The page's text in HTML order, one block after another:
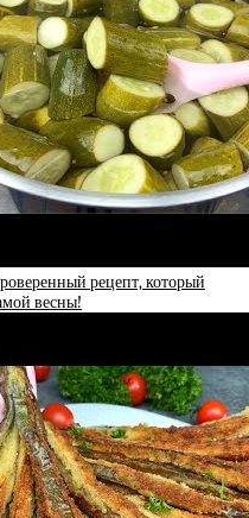
рецепт, который
весны!